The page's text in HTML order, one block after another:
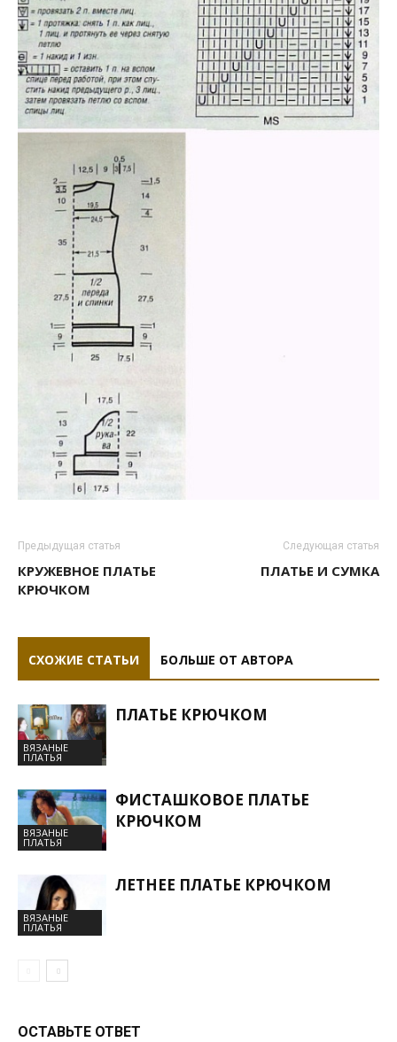
Предыдущая статья
КРУЖЕВНОЕ ПЛАТЬЕ
КРЮЧКОМ
Следующая статья
ПЛАТЬЕ И СУМКА
СХОЖИЕ СТАТЬИ БОЛЬШЕ ОТ АВТОРА
ВЯЗАНЫЕ
ПЛАТЬЯ
ПЛАТЬЕ КРЮЧКОМ
ВЯЗАНЫЕ
ПЛАТЬЯ
ФИСТАШКОВОЕ ПЛАТЬЕ
КРЮЧКОМ
ВЯЗАНЫЕ
ПЛАТЬЯ
ЛЕТНЕЕ ПЛАТЬЕ КРЮЧКОМ
ОСТАВЬТЕ ОТВЕТ